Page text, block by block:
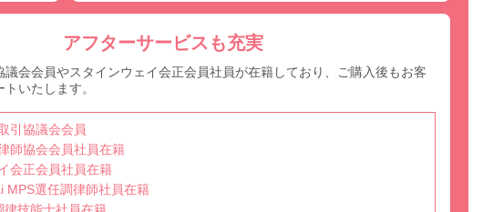
アフターサービスも充実
議会会員やスタインウェイ会正会員社員が在籍しており、ご購入後もお客
いたします。
引協議会会員
師協会会員社員在籍
会正会員社員在籍
MPS選任調律師社員在籍